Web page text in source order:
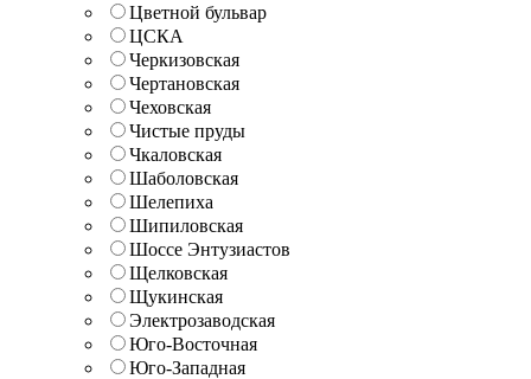
Цветной бульвар
ЦСКА
Черкизовская
Чертановская
Чеховская
Чистые пруды
Чкаловская
Шаболовская
Шелепиха
Шипиловская
Шоссе Энтузиастов
Щелковская
Щукинская
Электрозаводская
Юго-Восточная
Юго-Западная